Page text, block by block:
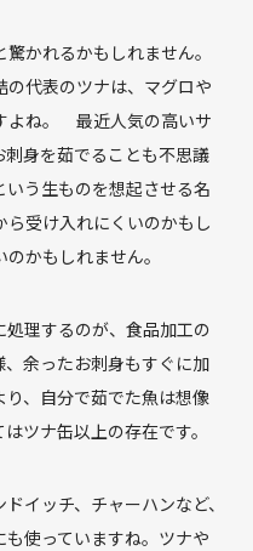
かれるかもしれません。
代表のツナは、マグロや
よね。 最近人気の高いサ
身を茹でることも不思議
う生ものを想起させる名
受け入れにくいのかもし
かもしれません。
理するのが、食品加工の
余ったお刺身もすぐに加
、自分で茹でた魚は想像
ツナ缶以上の存在です。
イッチ、チャーハンなど、
使っていますね。ツナや